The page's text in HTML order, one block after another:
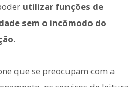
utilizar funções de
sem o incômodo do
.
que se preocupam com a